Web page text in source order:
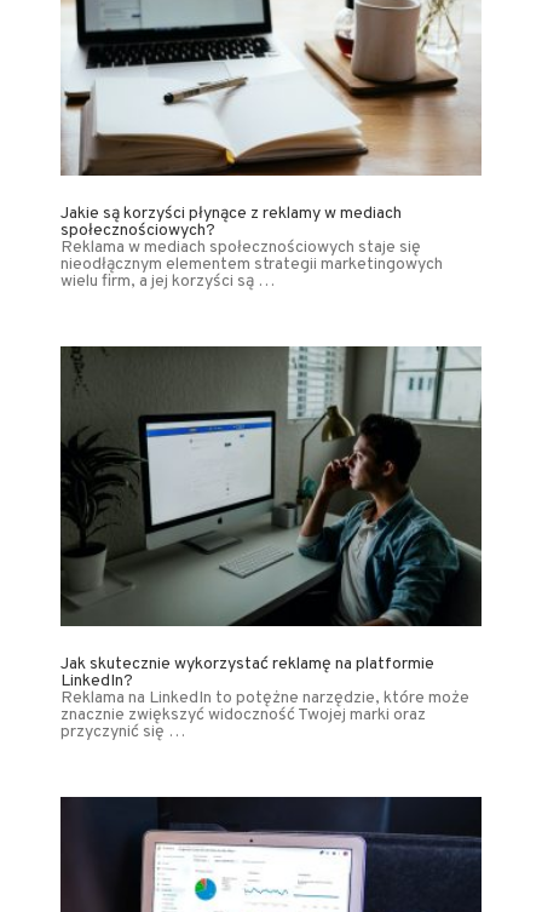
Jakie są korzyści płynące z reklamy w mediach
społecznościowych?
Reklama w mediach społecznościowych staje się
nieodłącznym elementem strategii marketingowych
wielu firm, a jej korzyści są …
Jak skutecznie wykorzystać reklamę na platformie
LinkedIn?
Reklama na LinkedIn to potężne narzędzie, które może
znacznie zwiększyć widoczność Twojej marki oraz
przyczynić się …